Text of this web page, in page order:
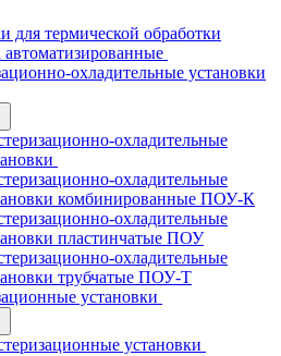
для термической обработки
автоматизированные
охладительные установки
охладительные
охладительные
комбинированные ПОУ-К
охладительные
пластинчатые ПОУ
охладительные
трубчатые ПОУ-Т
установки
установки